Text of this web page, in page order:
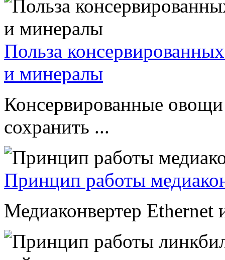
Польза
и минералы
Консервированные
сохранить ...
Принцип работы
Медиаконвертер Ethernet